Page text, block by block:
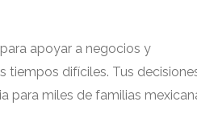
apoyar a negocios y
tiempos difíciles. Tus
para miles de familias